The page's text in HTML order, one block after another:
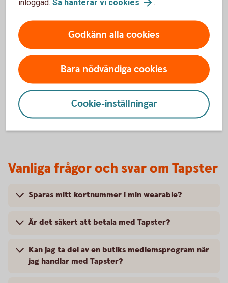
BankID och följa instruktionerna.
6. Klart!
Du är nu redo att börja använda din wearable i butik.
Du betalar genom att blippa din wearable mot
terminalen där symbolen för kontaktlösa betalningar
Vanliga frågor och svar om Tapster
Sparas mitt kortnummer i min wearable?
Är det säkert att betala med Tapster?
Kan jag ta del av en butiks medlemsprogram när
jag handlar med Tapster?
Godkänn alla cookies
Bara nödvändiga cookies
Cookie-inställningar